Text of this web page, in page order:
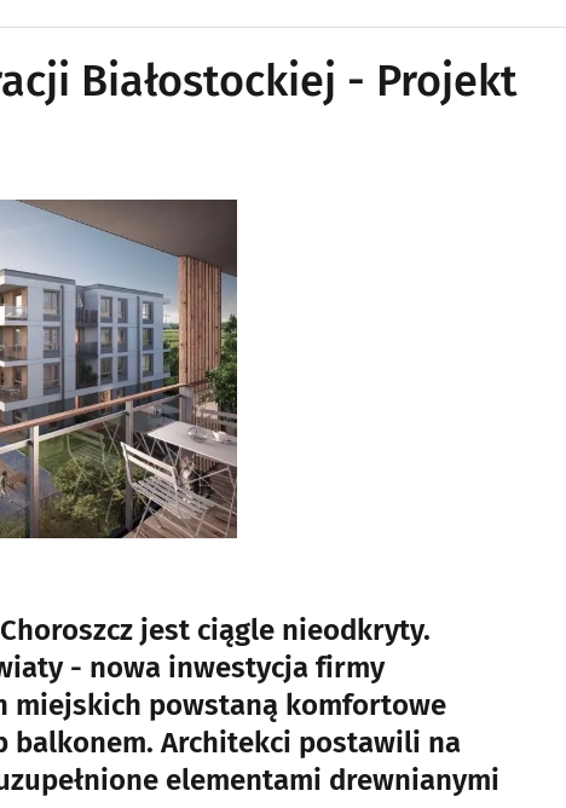
Białostockiej - Projekt
jest ciągle nieodkryty.
- nowa inwestycja firmy
miejskich powstaną komfortowe
balkonem. Architekci postawili na
elementami drewnianymi